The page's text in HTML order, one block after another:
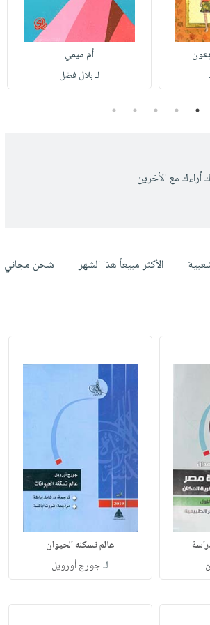
أم ميمي
لـ بلال فضل
1
2
3
4
5
أراءك مع الأخرين
الأكثر مبيعاً هذا الشهر شحن مجاني
عالم تسكنه الحيوان
لـجورج أورويل